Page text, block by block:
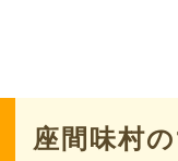
座間味村